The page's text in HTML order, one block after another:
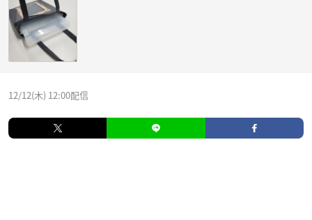
12/12(木) 12:00配信